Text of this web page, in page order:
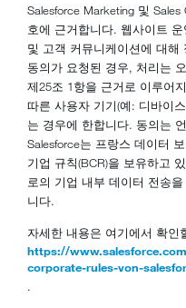
Salesforce Marketing 및
호에 근거합니다. 웹사이트
및 고객 커뮤니케이션에 대
동의가 요청된 경우, 처리는
제25조 1항을 근거로 이루어
따른 사용자 기기(예: 디바이
는 경우에 한합니다. 동의는
Salesforce는 프랑스 데이터
기업 규칙(BCR)을 보유하고
로의 기업 내부 데이터 전송
니다.
자세한 내용은 여기에서 확인
https://
corporate-rules-von-
.